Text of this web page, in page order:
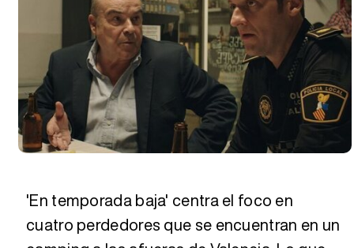
'En temporada baja' centra el foco en
cuatro perdedores que se encuentran en un